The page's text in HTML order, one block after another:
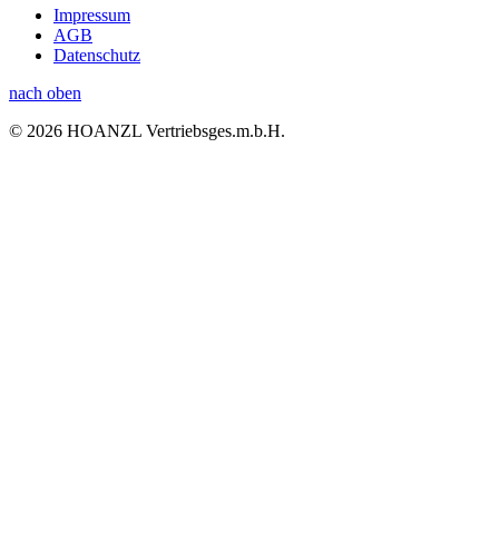
Impressum
AGB
Datenschutz
nach oben
© 2026 HOANZL Vertriebsges.m.b.H.